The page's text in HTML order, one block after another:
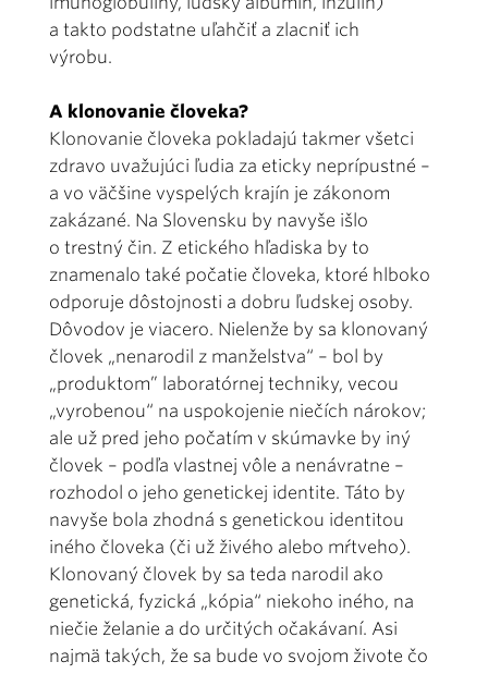
a takto podstatne uľahčiť a zlacniť ich
výrobu.
A klonovanie človeka?
Klonovanie človeka pokladajú takmer všetci
zdravo uvažujúci ľudia za eticky neprípustné –
a vo väčšine vyspelých krajín je zákonom
zakázané. Na Slovensku by navyše išlo
o trestný čin. Z etického hľadiska by to
znamenalo také počatie človeka, ktoré hlboko
odporuje dôstojnosti a dobru ľudskej osoby.
Dôvodov je viacero. Nielenže by sa klonovaný
človek „nenarodil z manželstva“ – bol by
„produktom” laboratórnej techniky, vecou
„vyrobenou“ na uspo­kojenie niečích nárokov;
ale už pred jeho počatím v skúmavke by iný
človek – podľa vlastnej vôle a nenávratne –
rozhodol o jeho genetickej identite. Táto by
navyše bola zhodná s genetickou identitou
iného človeka (či už živého alebo mŕtveho).
Klonovaný človek by sa teda narodil ako
genetická, fyzická „kópia“ nie­koho iného, na
niečie želanie a do určitých očakávaní. Asi
najmä takých, že sa bude vo svojom živote čo